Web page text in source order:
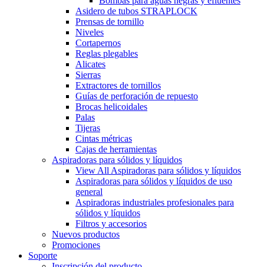
Asidero de tubos STRAPLOCK
Prensas de tornillo
Niveles
Cortapernos
Reglas plegables
Alicates
Sierras
Extractores de tornillos
Guías de perforación de repuesto
Brocas helicoidales
Palas
Tijeras
Cintas métricas
Cajas de herramientas
Aspiradoras para sólidos y líquidos
View All Aspiradoras para sólidos y líquidos
Aspiradoras para sólidos y líquidos de uso
general
Aspiradoras industriales profesionales para
sólidos y líquidos
Filtros y accesorios
Nuevos productos
Promociones
Soporte